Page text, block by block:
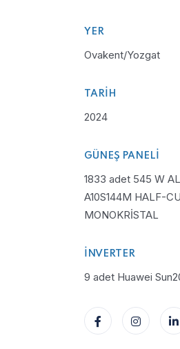
YER
Ovakent/Yozgat
TARIH
2024
GÜNEŞ PANELI
1833 adet 545 W
A10S144M HALF-
MONOKRİSTAL
İNVERTER
9 adet Huawei